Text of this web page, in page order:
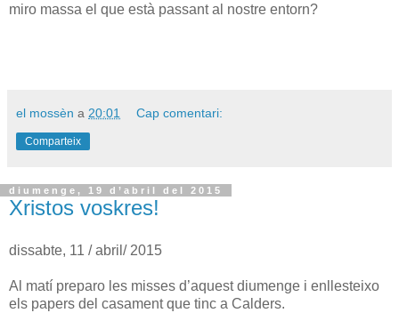
miro massa el que està passant al nostre entorn?
el mossèn a 20:01 Cap comentari:
Comparteix
diumenge, 19 d’abril del 2015
Xristos voskres!
dissabte, 11 / abril/ 2015
Al matí preparo les misses d’aquest diumenge i enllesteixo
els papers del casament que tinc a Calders.